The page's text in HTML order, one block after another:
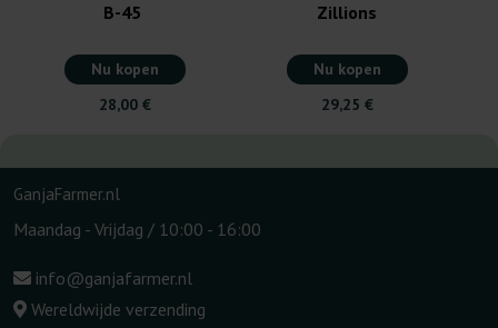
B-45
Nu kopen
28,00 €
Zillions
Nu kopen
29,25 €
GanjaFarmer.nl
Maandag - Vrijdag / 10:00 - 16:00
info@ganjafarmer.nl
Wereldwijde verzending